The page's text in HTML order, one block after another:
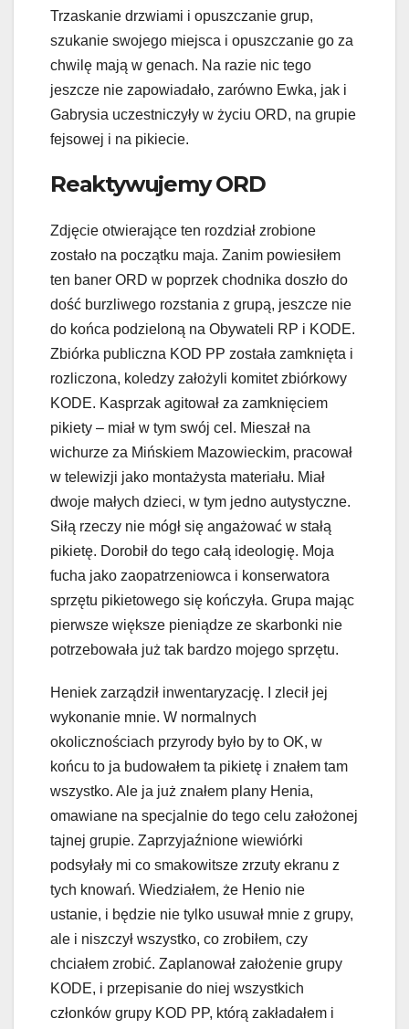
Trzaskanie drzwiami i opuszczanie grup,
szukanie swojego miejsca i opuszczanie go za
chwilę mają w genach. Na razie nic tego
jeszcze nie zapowiadało, zarówno Ewka, jak i
Gabrysia uczestniczyły w życiu ORD, na grupie
fejsowej i na pikiecie.
Reaktywujemy ORD
Zdjęcie otwierające ten rozdział zrobione
zostało na początku maja. Zanim powiesiłem
ten baner ORD w poprzek chodnika doszło do
dość burzliwego rozstania z grupą, jeszcze nie
do końca podzieloną na Obywateli RP i KODE.
Zbiórka publiczna KOD PP została zamknięta i
rozliczona, koledzy założyli komitet zbiórkowy
KODE. Kasprzak agitował za zamknięciem
pikiety – miał w tym swój cel. Mieszał na
wichurze za Mińskiem Mazowieckim, pracował
w telewizji jako montażysta materiału. Miał
dwoje małych dzieci, w tym jedno autystyczne.
Siłą rzeczy nie mógł się angażować w stałą
pikietę. Dorobił do tego całą ideologię. Moja
fucha jako zaopatrzeniowca i konserwatora
sprzętu pikietowego się kończyła. Grupa mając
pierwsze większe pieniądze ze skarbonki nie
potrzebowała już tak bardzo mojego sprzętu.
Heniek zarządził inwentaryzację. I zlecił jej
wykonanie mnie. W normalnych
okolicznościach przyrody było by to OK, w
końcu to ja budowałem ta pikietę i znałem tam
wszystko. Ale ja już znałem plany Henia,
omawiane na specjalnie do tego celu założonej
tajnej grupie. Zaprzyjaźnione wiewiórki
podsyłały mi co smakowitsze zrzuty ekranu z
tych knowań. Wiedziałem, że Henio nie
ustanie, i będzie nie tylko usuwał mnie z grupy,
ale i niszczył wszystko, co zrobiłem, czy
chciałem zrobić. Zaplanował założenie grupy
KODE, i przepisanie do niej wszystkich
członków grupy KOD PP, którą zakładałem i